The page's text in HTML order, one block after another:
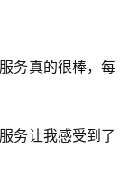
务真的很棒，每
务让我感受到了